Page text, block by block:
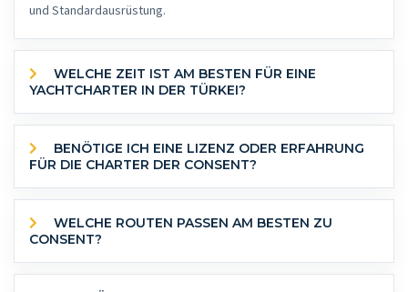
und Standardausrüstung.
YACHTCHARTER IN DER TÜRKEI?
FÜR DIE CHARTER DER CONSENT?
CONSENT?